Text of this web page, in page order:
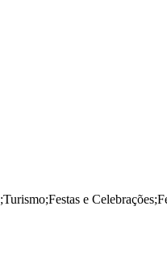
;Turismo;Festas e Celebrações;